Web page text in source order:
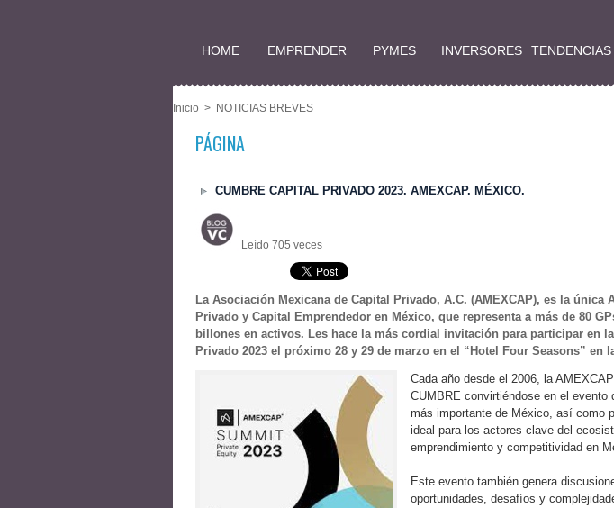
HOME EMPRENDER PYMES INVERSORES TENDENCIAS
Inicio > NOTICIAS BREVES
PÁGINA
CUMBRE CAPITAL PRIVADO 2023. AMEXCAP. MÉXICO.
Leído 705 veces
La Asociación Mexicana de Capital Privado, A.C. (AMEXCAP), es la única
Privado y Capital Emprendedor en México, que representa a más de 80
billones en activos. Les hace la más cordial invitación para participar en la
Privado 2023 el próximo 28 y 29 de marzo en el “Hotel Four Seasons” en
Cada año desde el 2006, la
CUMBRE convirtiéndose en el evento
más importante de México, así como
ideal para los actores clave del
emprendimiento y competitividad en
Este evento también genera
oportunidades, desafíos y